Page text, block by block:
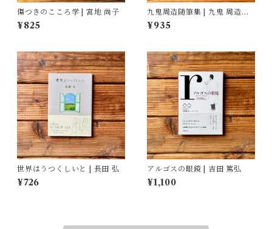
傷つきのこころ学 | 宮地 尚子
¥825
九鬼周造随筆集 | 九鬼 周造
(著), 菅野 昭正(編)
¥935
世界はうつくしいと | 長田 弘
¥726
アルゴスの眼鏡 | 吉田 篤弘
¥1,100